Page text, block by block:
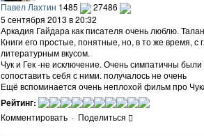
Павел Лахтин 1485
27486
5 сентября 2013 в 20:32
Аркадия Гайдара как писателя очень люблю.
Книги его простые, понятные, но, в то же время,
литературным вкусом.
Чук и Гек -не исключение. Очень симпатичны
сопоставить себя с ними. получалось не очень
Ещё вспоминается очень неплохой фильм про
Рейтинг:
Комментировать · Поделиться